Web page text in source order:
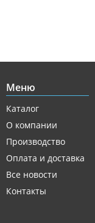
Меню
Каталог
О компании
Производство
Оплата и доставка
Все новости
Контакты